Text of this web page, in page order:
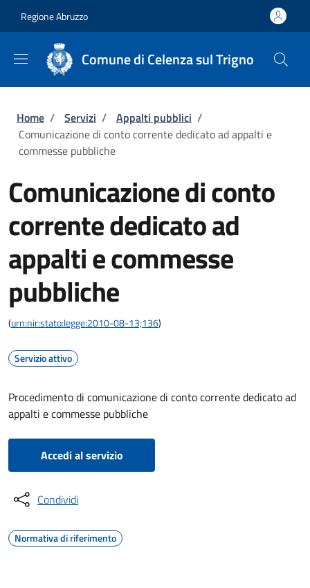
Regione Abruzzo
Comune di Celenza sul Trigno
Briciole di pane
Home / Servizi / Appalti pubblici /
Comunicazione di conto corrente dedicato ad appalti e
commesse pubbliche
Comunicazione di conto
corrente dedicato ad
appalti e commesse
pubbliche
(urn:nir:stato:legge:2010-08-13;136)
Servizio attivo
Procedimento di comunicazione di conto corrente dedicato ad
appalti e commesse pubbliche
Accedi al servizio
Condividi
Normativa di riferimento